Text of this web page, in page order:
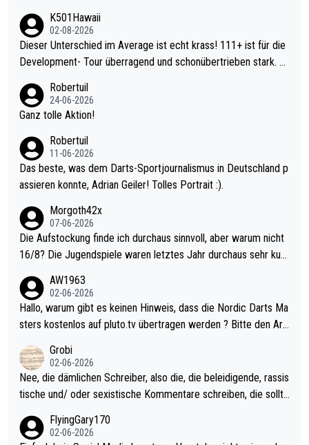
K501Hawaii
02-08-2026
Dieser Unterschied im Average ist echt krass! 111+ ist für die
Development- Tour überragend und schonübertrieben stark. U
mal 40+ erst recht. Da gewinnst keinen Blumentopf - ist ja noc
h krasser wie ein Pokalspiel eines Kreisligisten vs einem Bund
Robertuil
24-06-2026
Ganz tolle Aktion!
Robertuil
11-06-2026
Das beste, was dem Darts-Sportjournalismus in Deutschland p
assieren konnte, Adrian Geiler! Tolles Portrait :).
Morgoth42x
07-06-2026
Die Aufstockung finde ich durchaus sinnvoll, aber warum nicht
16/8? Die Jugendspiele waren letztes Jahr durchaus sehr kurz
Allerdings ist Mitchell Lawrie als Nummer 1 der Welt eh qualifi
ziert. Somit ändert die automatische Qualifikation des Weltmei
sters erstmal nichts. Ich denke sie wollen damit für nächstes J
ohl wenig WDF Turniere spielen. Dies war bei Archie Self letzt
es Jahr der Fall. Er musste als amtierender Weltmeister durch
den Qualifier und ich glaube kaum, dass Mitchel sich das (in Ve
el hat.
AW1963
02-06-2026
Hallo, warum gibt es keinen Hinweis, dass die Nordic Darts Ma
sters kostenlos auf pluto.tv übertragen werden ? Bitte den Arti
Grobi
02-06-2026
Nee, die dämlichen Schreiber, also die, die beleidigende, rassis
tische und/ oder sexistische Kommentare schreiben, die sollte
s Leben in den Griff kriegen. Nur eins wundert mich: Luke Little
FlyingGary170
02-06-2026